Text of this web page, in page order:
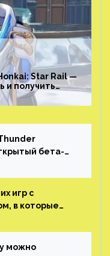
Star Rail —
и получить
бета-
игр с
в которые
можно